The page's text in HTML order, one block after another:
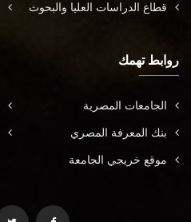
قطاع الدراسات العليا والبحوث
روابط تهمك
الجامعات المصرية
بنك المعرفة المصري
موقع خريجي الجامعة